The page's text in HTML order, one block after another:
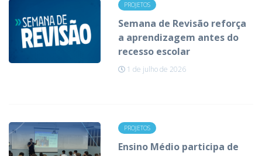
PROJETOS
Semana de Revisão reforça
a aprendizagem antes do
recesso escolar
1 de julho de 2026
PROJETOS
Ensino Médio participa de